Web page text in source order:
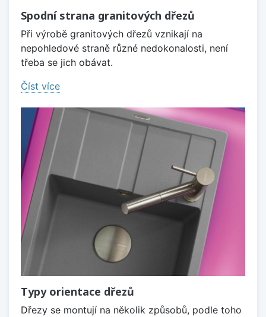
Spodní strana granitových dřezů
Při výrobě granitových dřezů vznikají na
nepohledové straně různé nedokonalosti, není
třeba se jich obávat.
Číst více
Typy orientace dřezů
Dřezy se montují na několik způsobů, podle toho